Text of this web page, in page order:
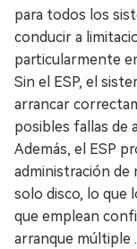
para todos los
conducir a
particularmente
Sin el ESP, el
arrancar
posibles fallas de
Además, el ESP
administración de
solo disco, lo que
que emplean
arranque múltiple .